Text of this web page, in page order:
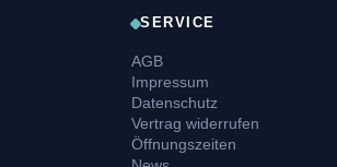
SERVICE
AGB
Impressum
Datenschutz
Vertrag widerrufen
Öffnungszeiten